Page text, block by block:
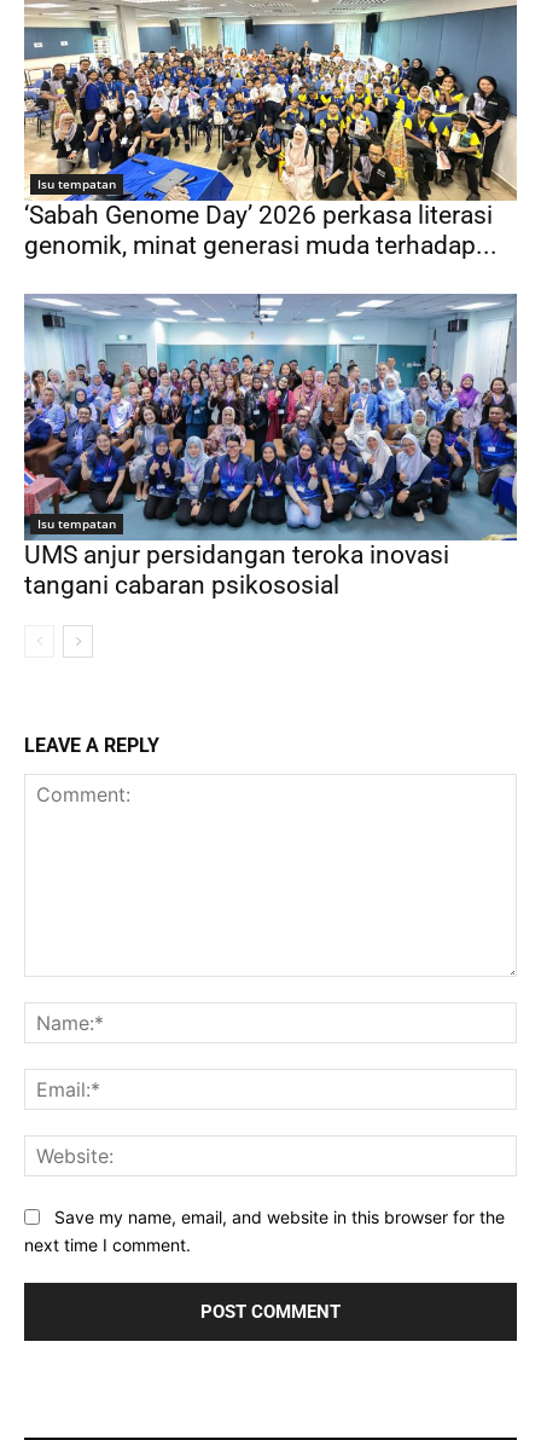
Isu tempatan
‘Sabah Genome Day’ 2026 perkasa literasi
genomik, minat generasi muda terhadap...
Isu tempatan
UMS anjur persidangan teroka inovasi
tangani cabaran psikososial
LEAVE A REPLY
Save my name, email, and website in this browser for the
next time I comment.